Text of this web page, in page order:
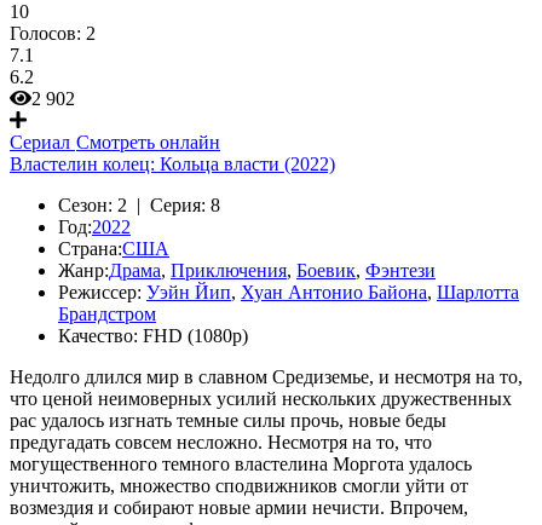
10
Голосов: 2
7.1
6.2
2 902
Сериал Смотреть онлайн
Властелин колец: Кольца власти (2022)
Сезон: 2 | Серия: 8
Год:2022
Страна:США
Жанр:Драма, Приключения, Боевик, Фэнтези
Режиссер: Уэйн Йип, Хуан Антонио Байона, Шарлотта
Брандстром
Качество: FHD (1080p)
Недолго длился мир в славном Средиземье, и несмотря на то,
что ценой неимоверных усилий нескольких дружественных
рас удалось изгнать темные силы прочь, новые беды
предугадать совсем несложно. Несмотря на то, что
могущественного темного властелина Моргота удалось
уничтожить, множество сподвижников смогли уйти от
возмездия и собирают новые армии нечисти. Впрочем,